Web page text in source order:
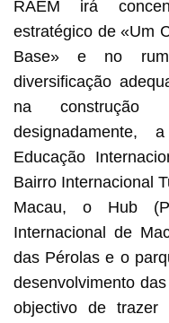
RAEM irá
estratégico de «Um
Base» e no
diversificação
na construção
designadamente,
Educação
Bairro Internacional
Macau, o Hub
Internacional de
das Pérolas e o
desenvolvimento
objectivo de trazer